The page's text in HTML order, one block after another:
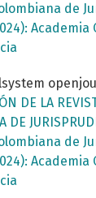
de
Academia
DE LA
DE
de
Academia